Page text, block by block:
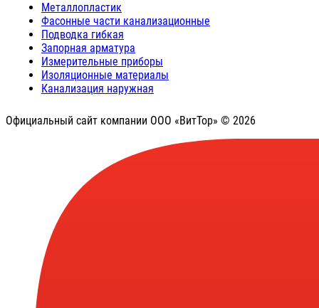
Металлопластик
Фасонные части канализационные
Подводка гибкая
Запорная арматура
Измерительные приборы
Изоляционные материалы
Канализация наружная
Официальный сайт компании ООО «ВитТор» © 2026